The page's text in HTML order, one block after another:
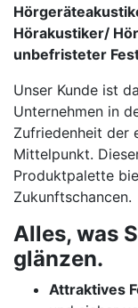
Hörakustiker/
unbefristeter
Unser Kunde ist
Unternehmen in
Zufriedenheit der
Mittelpunkt.
Produktpalette
Zukunftschancen.
Alles, was
glänzen.
Attraktives